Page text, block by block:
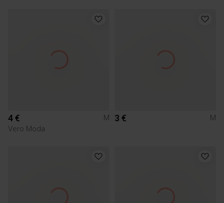
4 €
M
Vero Moda
3 € M